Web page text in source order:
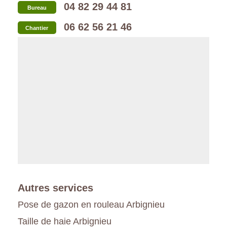
Bureau 04 82 29 44 81
Chantier 06 62 56 21 46
Autres services
Pose de gazon en rouleau Arbignieu
Taille de haie Arbignieu